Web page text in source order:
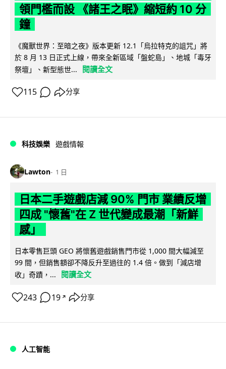
領門檻而設 《諸王之眠》縮短約 10 分
鐘
《魔獸世界：至暗之夜》版本更新 12.1「烏拉特克的詛咒」將
於 8 月 13 日正式上線，帶來全新區域「盤蛇島」、地城「毒牙
祭壇」、新型態世...
閱讀全文
115 分享
科技娛樂 遊戲情報
Lawton 1 日
日本二手遊戲店減 90% 門市 業績反增
四成 "懷舊"在 Z 世代變成最潮「新鮮
感」
日本零售巨頭 GEO 將懷舊遊戲銷售門市從 1,000 間大幅減至
99 間，但銷售額卻不降反升至過往的 1.4 倍。做到「減店增
收」奇蹟，...
閱讀全文
243 19 ↗ 分享
人工智能